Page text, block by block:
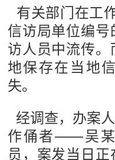
有关部门在工
信访局单位编
访人员中流传
地保存在当地
失。
经调查，办案
作俑者——吴某
员，案发当日